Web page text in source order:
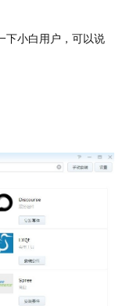
下小白用户，可以说